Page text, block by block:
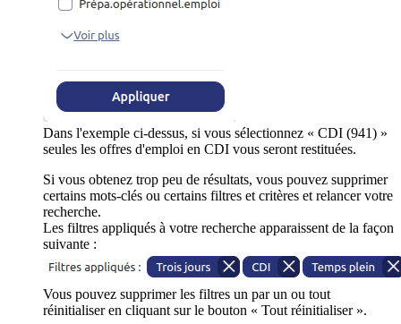
Dans l'exemple ci-dessus, si vous sélectionnez « CDI (941) »
seules les offres d'emploi en CDI vous seront restituées.
Si vous obtenez trop peu de résultats, vous pouvez supprimer
certains mots-clés ou certains filtres et critères et relancer votre
recherche.
Les filtres appliqués à votre recherche apparaissent de la façon
suivante :
Vous pouvez supprimer les filtres un par un ou tout
réinitialiser en cliquant sur le bouton « Tout réinitialiser ».